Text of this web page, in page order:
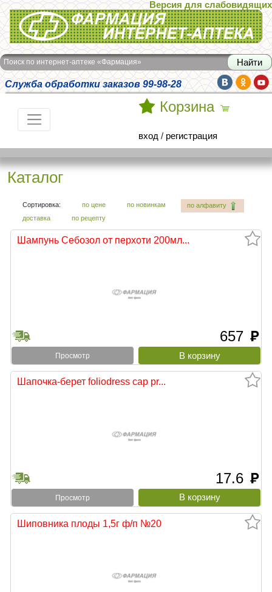
Интернет-аптека Фармация
Версия для слабовидящих
Поиск по интернет-аптеке «Фармация»
Служба обработки заказов 99-98-28
Корзина
вход / регистрация
Каталог
Сортировка: по цене по новинкам
по алфавиту
доставка
по рецепту
Шампунь Себозол от перхоти 200мл...
657 руб
Просмотр
Шапочка-берет foliodress cap pr...
17.6 руб
Просмотр
Шиповника плоды 1,5г ф/п №20